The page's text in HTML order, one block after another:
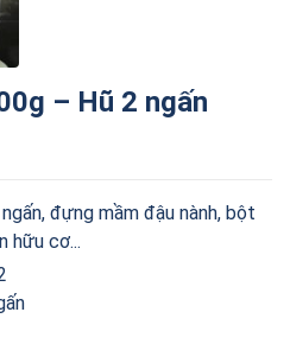
– Hũ 2 ngấn
đựng mầm đậu nành, bột
hữu cơ...